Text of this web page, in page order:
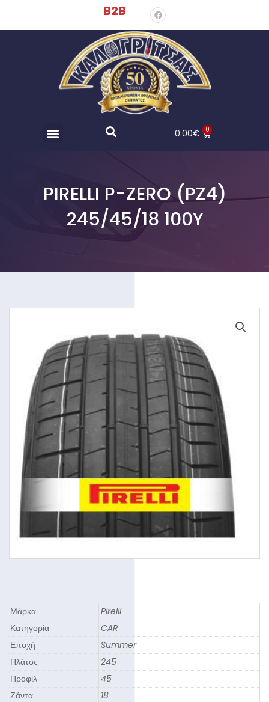
B2B
0.00€ 0
PIRELLI P-ZERO (PZ4)
245/45/18 100Y
Μάρκα
Pirelli
Κατηγορία
CAR
Εποχή
Summer
Πλάτος
245
Προφίλ
45
Ζάντα
18